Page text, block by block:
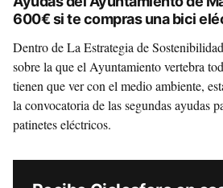
600€ si te compras una bici
Dentro de La Estrategia de
sobre la que el Ayuntamiento vertebra
tienen que ver con el medio ambiente,
la convocatoria de las segundas ayudas
patinetes eléctricos.